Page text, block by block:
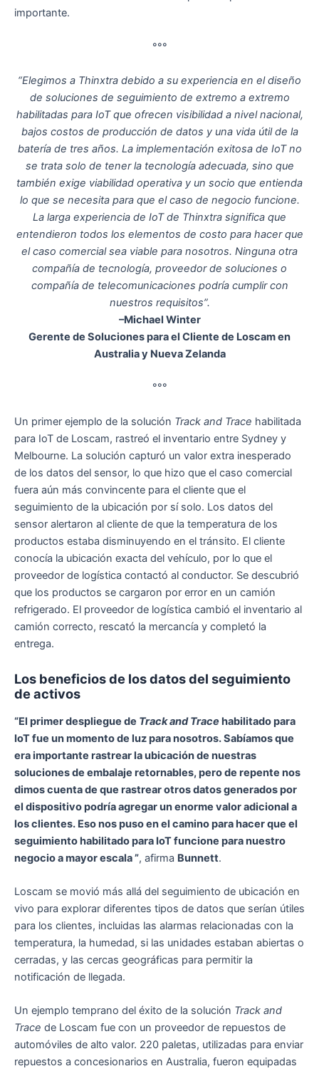
importante.
°°°
“Elegimos a Thinxtra debido a su experiencia en el diseño
de soluciones de seguimiento de extremo a extremo
habilitadas para IoT que ofrecen visibilidad a nivel nacional,
bajos costos de producción de datos y una vida útil de la
batería de tres años. La implementación exitosa de IoT no
se trata solo de tener la tecnología adecuada, sino que
también exige viabilidad operativa y un socio que entienda
lo que se necesita para que el caso de negocio funcione.
La larga experiencia de IoT de Thinxtra significa que
entendieron todos los elementos de costo para hacer que
el caso comercial sea viable para nosotros. Ninguna otra
compañía de tecnología, proveedor de soluciones o
compañía de telecomunicaciones podría cumplir con
nuestros requisitos”.
–Michael Winter
Gerente de Soluciones para el Cliente de Loscam en
Australia y Nueva Zelanda
°°°
Un primer ejemplo de la solución Track and Trace habilitada
para IoT de Loscam, rastreó el inventario entre Sydney y
Melbourne. La solución capturó un valor extra inesperado
de los datos del sensor, lo que hizo que el caso comercial
fuera aún más convincente para el cliente que el
seguimiento de la ubicación por sí solo. Los datos del
sensor alertaron al cliente de que la temperatura de los
productos estaba disminuyendo en el tránsito. El cliente
conocía la ubicación exacta del vehículo, por lo que el
proveedor de logística contactó al conductor. Se descubrió
que los productos se cargaron por error en un camión
refrigerado. El proveedor de logística cambió el inventario al
camión correcto, rescató la mercancía y completó la
entrega.
Los beneficios de los datos del seguimiento
de activos
“El primer despliegue de Track and Tracehabilitado para
IoT fue un momento de luz para nosotros. Sabíamos que
era importante rastrear la ubicación de nuestras
soluciones de embalaje retornables, pero de repente nos
dimos cuenta de que rastrear otros datos generados por
el dispositivo podría agregar un enorme valor adicional a
los clientes. Eso nos puso en el camino para hacer que el
seguimiento habilitado para IoT funcione para nuestro
negocio a mayor escala ”, afirma Bunnett.
Loscam se movió más allá del seguimiento de ubicación en
vivo para explorar diferentes tipos de datos que serían útiles
para los clientes, incluidas las alarmas relacionadas con la
temperatura, la humedad, si las unidades estaban abiertas o
cerradas, y las cercas geográficas para permitir la
notificación de llegada.
Un ejemplo temprano del éxito de la solución Track and
Trace de Loscam fue con un proveedor de repuestos de
automóviles de alto valor. 220 paletas, utilizadas para enviar
repuestos a concesionarios en Australia, fueron equipadas